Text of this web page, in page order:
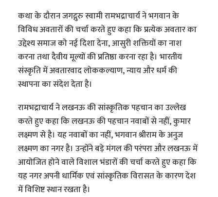
कथा के दौरान जगद्गुरु स्वामी रामभद्राचार्य ने भगवान के
विविध अवतारों की चर्चा करते हुए कहा कि प्रत्येक अवतार का
उद्देश्य समाज को नई दिशा देना, आसुरी शक्तियों का नाश
करना तथा दैवीय मूल्यों की प्रतिष्ठा करना रहा है। भारतीय
संस्कृति में अवतारवाद लोककल्याण, न्याय और धर्म की
स्थापना का संदेश देता है।
रामभद्राचार्य ने लखनऊ की सांस्कृतिक पहचान का उल्लेख
करते हुए कहा कि लखनऊ की पहचान नवाबों से नहीं, कुमार
लक्ष्मण से है। यह नवाबों का नहीं, भगवान श्रीराम के अनुज
लक्ष्मण का नगर है। उन्होंने बड़े मंगल की परंपरा और लखनऊ में
आयोजित होने वाले विशाल भंडारों की चर्चा करते हुए कहा कि
यह नगर अपनी धार्मिक एवं सांस्कृतिक विरासत के कारण देश
में विशिष्ट स्थान रखता है।